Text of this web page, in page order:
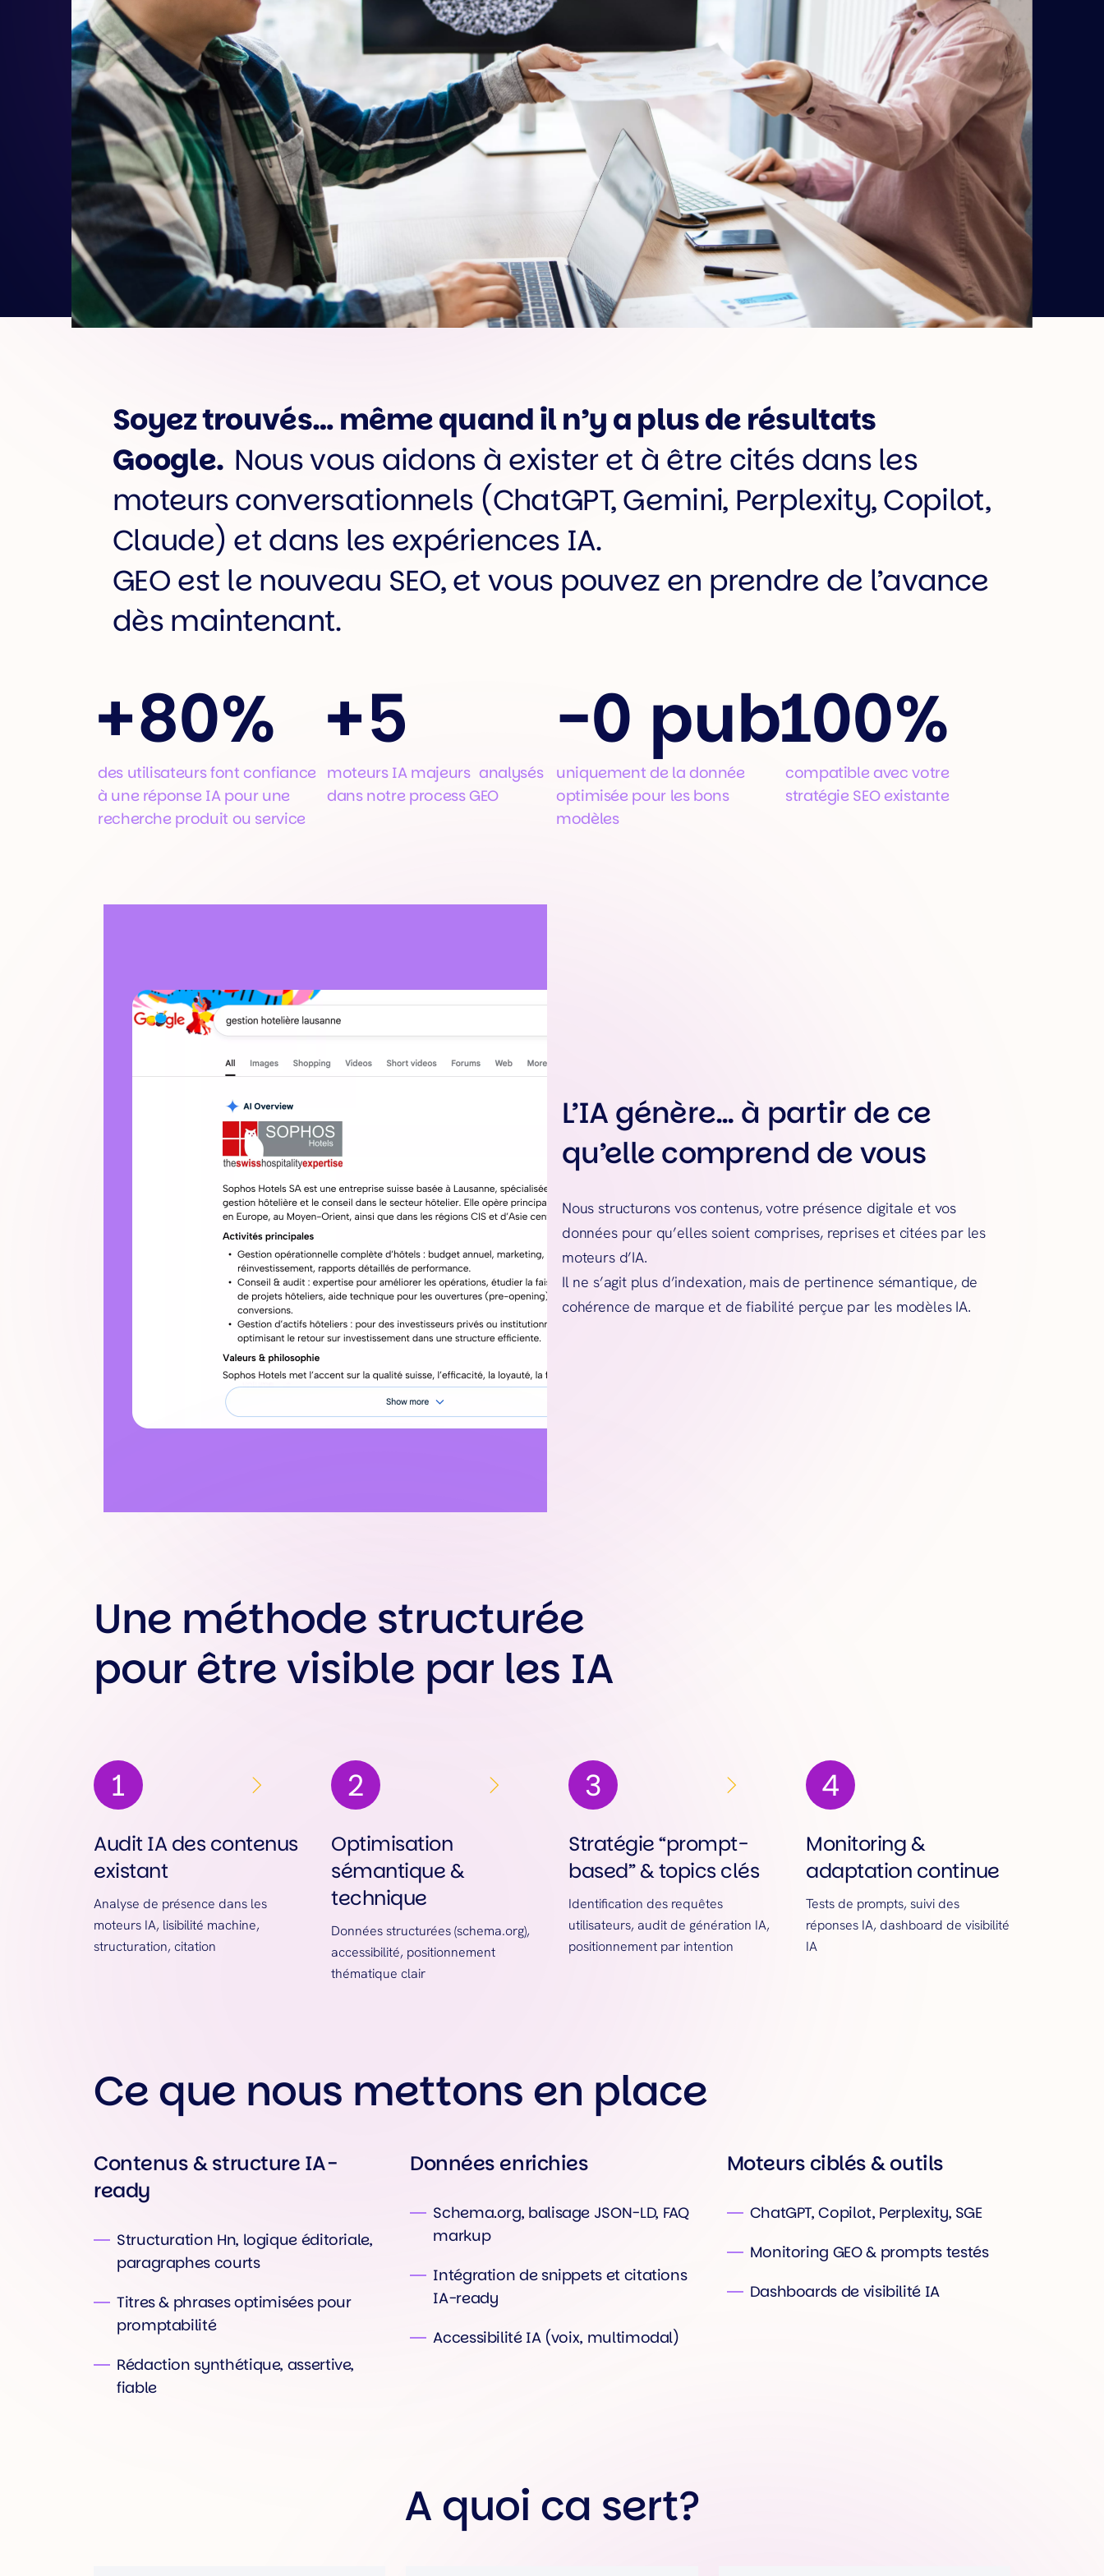
Soyez trouvés… même quand il n’y a plus de résultats
Google. Nous vous aidons à exister et à être cités dans les
moteurs conversationnels (ChatGPT, Gemini, Perplexity, Copilot,
Claude) et dans les expériences IA.
GEO est le nouveau SEO, et vous pouvez en prendre de l’avance
dès maintenant.
+80%
des utilisateurs font confiance
à une réponse IA pour une
recherche produit ou service
+5
moteurs IA majeurs analysés
dans notre process GEO
-0 pub
uniquement de la donnée
optimisée pour les bons
modèles
100%
compatible avec votre
stratégie SEO existante
L’IA génère… à partir de ce
qu’elle comprend de vous
Nous structurons vos contenus, votre présence digitale et vos
données pour qu’elles soient comprises, reprises et citées par les
moteurs d’IA.
Il ne s’agit plus d’indexation, mais de pertinence sémantique, de
cohérence de marque et de fiabilité perçue par les modèles IA.
Une méthode structurée
pour être visible par les IA
Audit IA des contenus
existant
Analyse de présence dans les
moteurs IA, lisibilité machine,
structuration, citation
Optimisation
sémantique &
technique
Données structurées (schema.org),
accessibilité, positionnement
thématique clair
Stratégie “prompt-
based” & topics clés
Identification des requêtes
utilisateurs, audit de génération IA,
positionnement par intention
Monitoring &
adaptation continue
Tests de prompts, suivi des
réponses IA, dashboard de visibilité
IA
Ce que nous mettons en place
Contenus & structure IA-
ready
Structuration Hn, logique éditoriale,
paragraphes courts
Titres & phrases optimisées pour
promptabilité
Rédaction synthétique, assertive,
fiable
Données enrichies
Schema.org, balisage JSON-LD, FAQ
markup
Intégration de snippets et citations
IA-ready
Accessibilité IA (voix, multimodal)
Moteurs ciblés & outils
ChatGPT, Copilot, Perplexity, SGE
Monitoring GEO & prompts testés
Dashboards de visibilité IA
A quoi ca sert?